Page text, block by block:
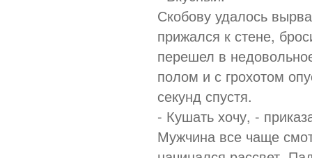
Скобову удалось
прижался к стене,
перешел в
полом и с грохотом
секунд спустя.
- Кушать хочу, -
Мужчина все чаще